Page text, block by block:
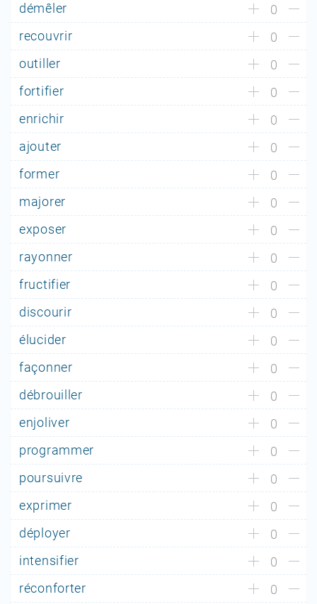
démêler
0
recouvrir
0
outiller
0
fortifier
0
enrichir
0
ajouter
0
former
0
majorer
0
exposer
0
rayonner
0
fructifier
0
discourir
0
élucider
0
façonner
0
débrouiller
0
enjoliver
0
programmer
0
poursuivre
0
exprimer
0
déployer
0
intensifier
0
réconforter
0